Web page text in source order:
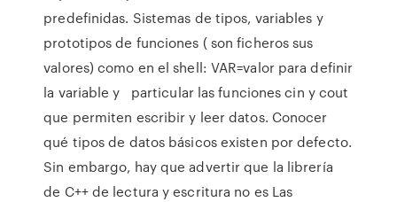
predefinidas. Sistemas de tipos, variables y
prototipos de funciones ( son ficheros sus
valores) como en el shell: VAR=valor para definir
la variable y particular las funciones cin y cout
que permiten escribir y leer datos. Conocer
qué tipos de datos básicos existen por defecto.
Sin embargo, hay que advertir que la librería
de C++ de lectura y escritura no es Las